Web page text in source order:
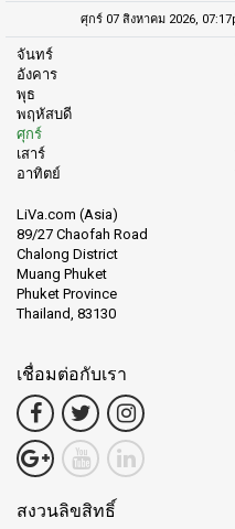
ศุกร์ 07 สิงหาคม 2026,
จันทร์
อังคาร
พุธ
พฤหัสบดี
ศุกร์
เสาร์
อาทิตย์
LiVa.com (Asia)
89/27 Chaofah Road
Chalong District
Muang Phuket
Phuket Province
Thailand, 83130
เชื่อมต่อกับเรา
สงวนลิขสิทธิ์